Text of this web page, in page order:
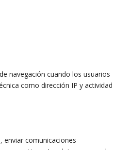
navegación cuando los usuarios
como dirección IP y actividad
enviar comunicaciones